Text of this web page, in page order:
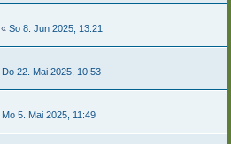
« So 8. Jun 2025, 13:21
Do 22. Mai 2025, 10:53
Mo 5. Mai 2025, 11:49